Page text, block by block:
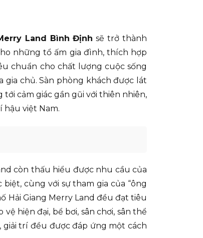
Land Bình Định sẽ trở thành
những tổ ấm gia đình, thích hợp
chuẩn cho chất lượng cuộc sống
chủ. Sàn phòng khách được lát
cảm giác gần gũi với thiên nhiên,
hậu việt Nam.
còn thấu hiểu được nhu cầu của
cùng với sự tham gia của “ông
Hải Giang Merry Land đều đạt tiêu
hiện đại, bể bơi, sân chơi, sân thể
giải trí đều được đáp ứng một cách